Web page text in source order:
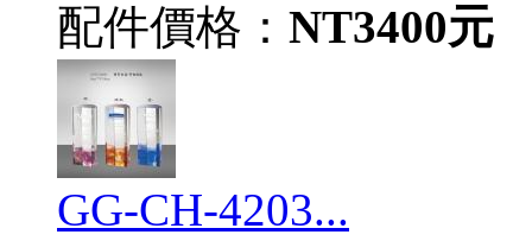
配件價格： NT3400元
GG-CH-4203...